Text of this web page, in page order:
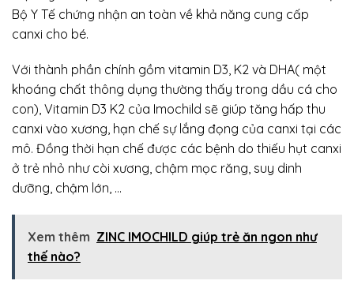
Bộ Y Tế chứng nhận an toàn về khả năng cung cấp
canxi cho bé.
Với thành phần chính gồm vitamin D3, K2 và DHA( một
khoáng chất thông dụng thường thấy trong dầu cá cho
con), Vitamin D3 K2 của Imochild sẽ giúp tăng hấp thu
canxi vào xương, hạn chế sự lắng đọng của canxi tại các
mô. Đồng thời hạn chế được các bệnh do thiếu hụt canxi
ở trẻ nhỏ như còi xương, chậm mọc răng, suy dinh
dưỡng, chậm lớn, …
Xem thêm ZINC IMOCHILD giúp trẻ ăn ngon như
thế nào?